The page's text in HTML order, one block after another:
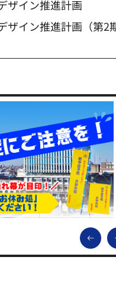
ザイン推進計画
ザイン推進計画（第2
前